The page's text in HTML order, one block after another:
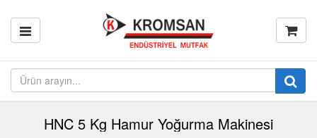
HNC 5 Kg Hamur Yoğurma Makinesi